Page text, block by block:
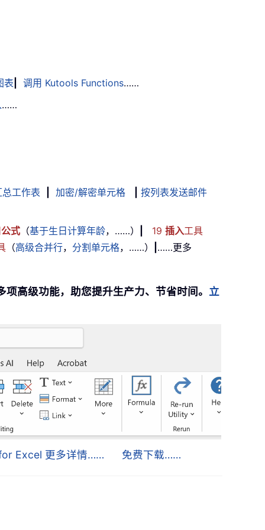
表 调用 Kutools Functions……
……
总工作表 加密/解密单元格
按列表发送邮件
公式 （基于生日计算年龄，……） 19 插入工具
（高级合并行， 分割单元格，……）
……更多
高级功能，助您提升生产力、节省时间。 立
Excel 更多详情…… 免费下载……